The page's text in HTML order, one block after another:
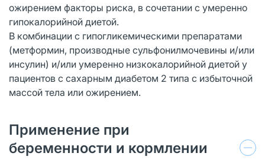
ожирением факторы риска, в сочетании с умеренно
гипокалорийной диетой.
В комбинации с гипогликемическими препаратами
(метформин, производные сульфонилмочевины и/или
инсулин) и/или умеренно низкокалорийной диетой у
пациентов с сахарным диабетом 2 типа с избыточной
массой тела или ожирением.
Применение при
беременности и кормлении